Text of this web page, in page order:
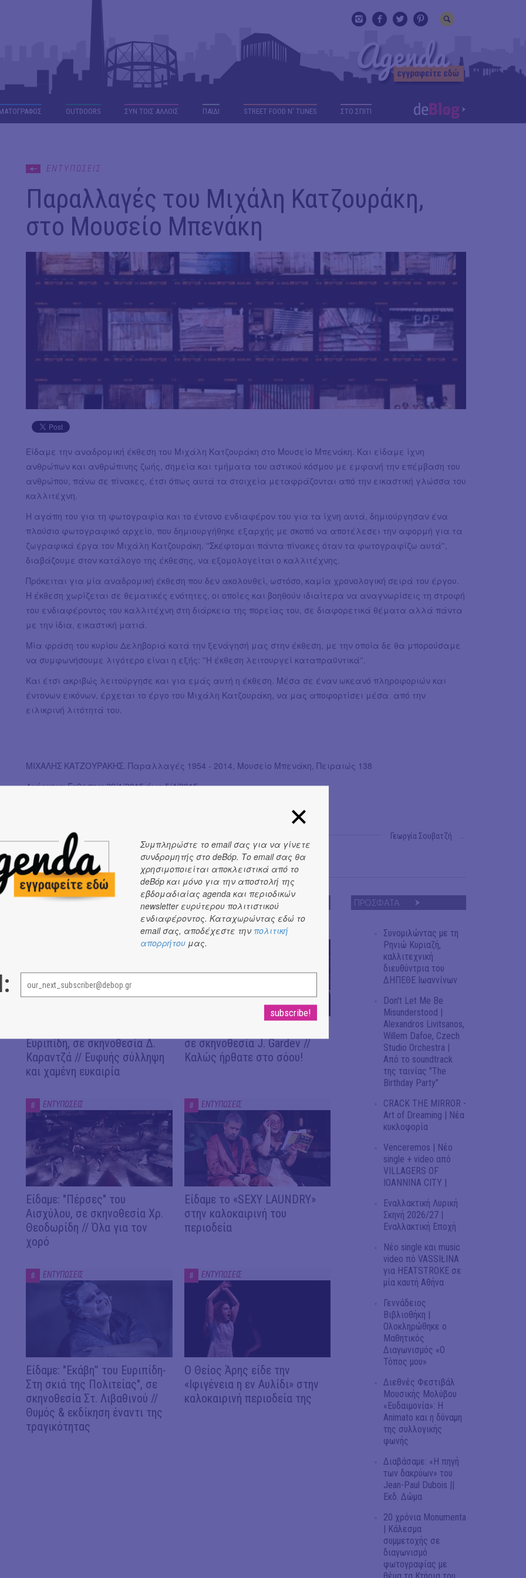
OUTDΟORS ΣΥΝ ΤΟΙΣ ΑΛΛΟΙΣ ΠΑΙΔΙ STREET FOOD N' TUNES ΣΤΟ ΣΠΙΤΙ
ΕΝΤΥΠΩΣΕΙΣ
Παραλλαγές του Μιχάλη Κατζουράκη,
στο Μουσείο Μπενάκη
Είδαμε την αναδρομική έκθεση του Μιχάλη Κατζουράκη στο Μουσείο Μπενάκη. Και είδαμε ίχνη
ανθρώπων και ανθρώπινης ζωής, σημεία και τμήματα του αστικού κόσμου με εμφανή την επέμβαση του
ανθρώπου, πάνω σε πίνακες, έτσι όπως αυτά τα στοιχεία μεταφράζονται από την εικαστική γλώσσα του
καλλιτέχνη.
Η αγάπη του για τη φωτογραφία και το έντονο ενδιαφέρον του για τα ίχνη αυτά, δημιούργησαν ένα
πλούσιο φωτογραφικό αρχείο, που δημιουργήθηκε εξαρχής με σκοπό να αποτέλεσει την αφορμή για τα
ζωγραφικά έργα του Μιχάλη Κατζουράκη. ''Σκέφτομαι πάντα πίνακες όταν τα φωτογραφίζω αυτά'',
διαβάζουμε στον κατάλογο της έκθεσης, να εξομολογείται ο καλλιτέχνης.
Πρόκειται για μία αναδρομική έκθεση που δεν ακολουθεί, ωστόσο, καμία χρονολογική σειρά του έργου.
Η έκθεση χωρίζεται σε θεματικές ενότητες, οι οποίες και βοηθούν ιδιαίτερα να αναγνωρίσεις τη στροφή
του ενδιαφέροντος του καλλιτέχνη στη διάρκεια της πορείας του, σε διαφορετικά θέματα αλλά πάντα
με την ίδια, εικαστική ματιά.
Μία φράση του κυρίου Δεληβοριά κατά την ξενάγησή μας στην έκθεση, με την οποία δε θα μπορούσαμε
να συμφωνήσουμε λιγότερο είναι η εξής: ''Η έκθεση λειτουργεί καταπραϋντικά''.
Και έτσι ακριβώς λειτούργησε και για εμάς αυτή η έκθεση. Μέσα σε έναν ωκεανό πληροφοριών και
έντονων εικόνων, έρχεται το έργο του Μιχάλη Κατζουράκη, να μας αποφορτίσει μέσα από την
ειλικρινή λιτότητά του.
ΜΙΧΑΛΗΣ ΚΑΤΖΟΥΡΑΚΗΣ. Παραλλαγές 1954 - 2014, Μουσείο Μπενάκη, Πειραιώς 138
Διάρκεια Έκθεσης: 29/1/2015 έως 5/4/2015
Γεωργία Σουβατζή
ΕΝΤΥΠΩΣΕΙΣ
Ευριπίδη, σε σκηνοθεσία Δ.
Καραντζά // Ευφυής σύλληψη
και χαμένη ευκαιρία
# ΕΝΤΥΠΩΣΕΙΣ
σε σκηνοθεσία J. Gardev //
Καλώς ήρθατε στο σόου!
# ΕΝΤΥΠΩΣΕΙΣ
Είδαμε: "Πέρσες" του
Αισχύλου, σε σκηνοθεσία Χρ.
Θεοδωρίδη // Όλα για τον
χορό
# ΕΝΤΥΠΩΣΕΙΣ
Είδαμε το «SEXY LAUNDRY»
στην καλοκαιρινή του
περιοδεία
# ΕΝΤΥΠΩΣΕΙΣ
Είδαμε: "Εκάβη” του Ευριπίδη-
Στη σκιά της Πολιτείας", σε
σκηνοθεσία Στ. Λιβαθινού //
Θυμός & εκδίκηση έναντι της
τραγικότητας
# ΕΝΤΥΠΩΣΕΙΣ
Ο Θείος Άρης είδε την
«Ιφιγένεια η εν Αυλίδι» στην
καλοκαιρινή περιοδεία της
ΠΡΟΣΦΑΤΑ
Συνομιλώντας με τη
Ρηνιώ Κυριαζή,
καλλιτεχνική
διευθύντρια του
ΔΗΠΕΘΕ Ιωαννίνων
Don't Let Me Be
Misunderstood |
Alexandros Livitsanos,
Willem Dafoe, Czech
Studio Orchestra |
Από το soundtrack
της ταινίας "The
Birthday Party"
CRACK THE MIRROR -
Art of Dreaming | Νέα
κυκλοφορία
Venceremos | Νέο
single + video από
VILLAGERS OF
IOANNINA CITY |
Εναλλακτική Λυρική
Σκηνή 2026/27 |
Εναλλακτική Εποχή
Νέο single και music
video πό VASSIŁINA
για HEATSTROKE σε
μία καυτή Αθήνα
Γεννάδειος
Βιβλιοθήκη |
Ολοκληρώθηκε ο
Μαθητικός
Διαγωνισμός «Ο
Τόπος μου»
Διεθνές Φεστιβάλ
Μουσικής Μολύβου
«Ευδαιμονία»: Η
Animato και η δύναμη
της συλλογικής
φωνής
Διαβάσαμε: «Η πηγή
των δακρύων» του
Jean-Paul Dubois ||
Εκδ. Δώμα
20 χρόνια Monumenta
| Κάλεσμα
συμμετοχής σε
διαγωνισμό
φωτογραφίας με
Συμπληρώστε το email σας για να γίνετε
συνδρομητής στο deBόp. Το email σας θα
χρησιμοποιείται αποκλειστικά από το
deBόp και μόνο για την αποστολή της
εβδομαδιαίας agenda και περιοδικών
newsletter ευρύτερου πολιτιστικού
ενδιαφέροντος. Καταχωρώντας εδώ το
email σας, αποδέχεστε την πολιτική
απορρήτου μας.